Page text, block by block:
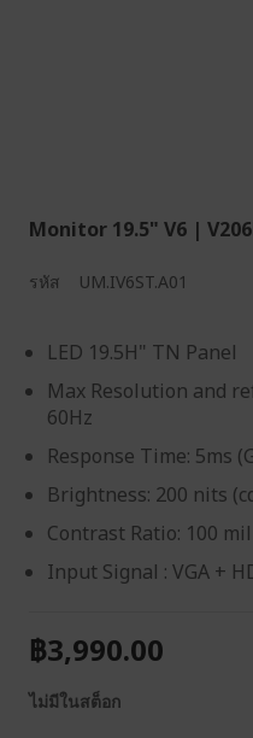
Monitor 19.5" V6 |
รหัส UM.IV6ST.A01
LED 19.5H" TN Panel
Max Resolution and
60Hz
Response Time: 5ms
Brightness: 200 nits
Contrast Ratio: 100
Input Signal : VGA +
฿3,990.00
ไม่มีในสต็อก